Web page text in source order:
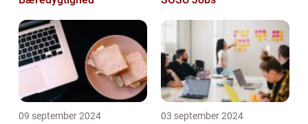
09 september 2024 03 september 2024